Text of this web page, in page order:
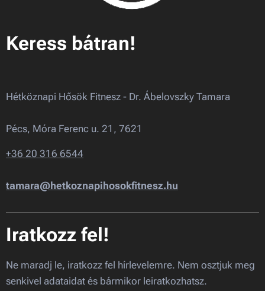
Keress bátran!
Hétköznapi Hősök Fitnesz - Dr. Ábelovszky Tamara
Pécs, Móra Ferenc u. 21, 7621
+36 20 316 6544
tamara@hetkoznapihosokfitnesz.hu
Iratkozz fel!
Ne maradj le, iratkozz fel hírlevelemre. Nem osztjuk meg
senkivel adataidat és bármikor leiratkozhatsz.